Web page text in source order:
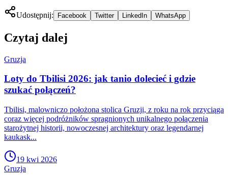
Udostępnij: Facebook Twitter LinkedIn WhatsApp
Czytaj dalej
Gruzja
Loty do Tbilisi 2026: jak tanio dolecieć i gdzie
szukać połączeń?
Tbilisi, malowniczo położona stolica Gruzji, z roku na rok przyciąga
coraz więcej podróżników spragnionych unikalnego połączenia
starożytnej historii, nowoczesnej architektury oraz legendarnej
kaukask...
19 kwi 2026
Gruzja